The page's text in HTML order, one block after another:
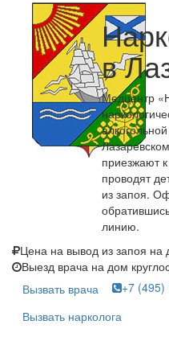
в
Медцентр
приезжают
проводят
из запоя.
линию.
Цена на вывод из запоя на
Выезд врача на дом
Вызвать врача
+7
Вызвать нарколога